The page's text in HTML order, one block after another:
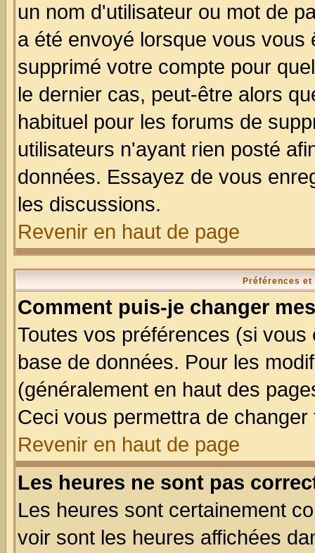
un nom d'utilisateur ou mot de
a été envoyé lorsque vous
supprimé votre compte pour
le dernier cas, peut-être alors
habituel pour les forums de
utilisateurs n'ayant rien posté
données. Essayez de vous
les discussions.
Revenir en haut de page
Préférences
Comment puis-je changer
Toutes vos préférences (si
base de données. Pour les
(généralement en haut des
Ceci vous permettra de
Revenir en haut de page
Les heures ne sont pas
Les heures sont certainement
voir sont les heures affichées